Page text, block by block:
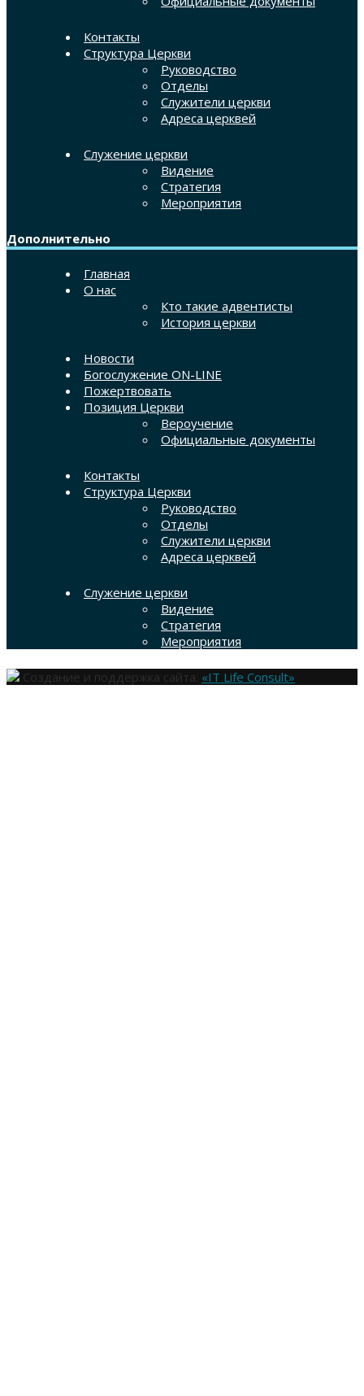
Контакты
Структура Церкви
Руководство
Отделы
Служители церкви
Адреса церквей
Служение церкви
Видение
Стратегия
Мероприятия
Дополнительно
Главная
О нас
Кто такие адвентисты
История церкви
Новости
Богослужение ON-LINE
Пожертвовать
Позиция Церкви
Вероучение
Официальные документы
Контакты
Структура Церкви
Руководство
Отделы
Служители церкви
Адреса церквей
Служение церкви
Видение
Стратегия
Мероприятия
Создание и поддержка сайта: «IT Life Consult»